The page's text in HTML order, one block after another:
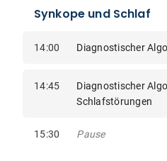
Synkope und Schlaf
14:00 Diagnostischer
14:45
Diagnostischer
Schlafstörungen
15:30 Pause